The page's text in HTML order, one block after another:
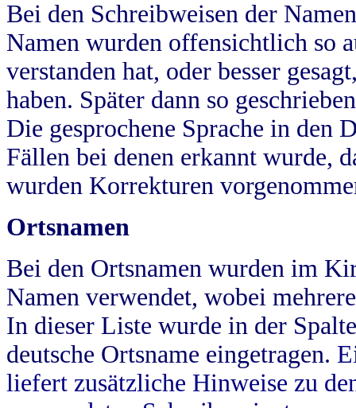
Bei den Schreibweisen der
Namen wurden offensichtlich so
verstanden hat, oder besser
haben. Später dann so
Die gesprochene Sprache in
Fällen bei denen erkannt wurde,
wurden Korrekturen
Ortsnamen
Bei den Ortsnamen wurden im
Namen verwendet, wobei
In dieser Liste wurde in der
deutsche Ortsname eingetragen.
liefert zusätzliche Hinweise zu